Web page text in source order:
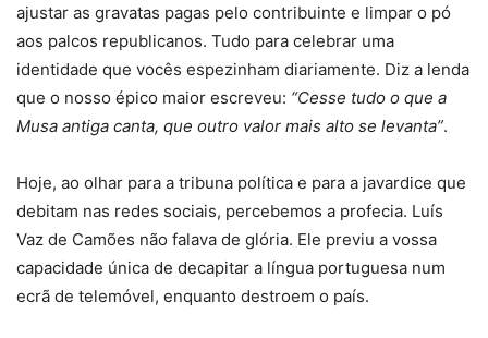
ajustar as gravatas pagas pelo contribuinte e limpar o pó
aos palcos republicanos. Tudo para celebrar uma
identidade que vocês espezinham diariamente. Diz a lenda
que o nosso épico maior escreveu: “Cesse tudo o que a
Musa antiga canta, que outro valor mais alto se levanta”.
Hoje, ao olhar para a tribuna política e para a javardice que
debitam nas redes sociais, percebemos a profecia. Luís
Vaz de Camões não falava de glória. Ele previu a vossa
capacidade única de decapitar a língua portuguesa num
ecrã de telemóvel, enquanto destroem o país.